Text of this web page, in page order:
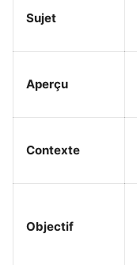
Sujet
Aperçu
Contexte
Objectif